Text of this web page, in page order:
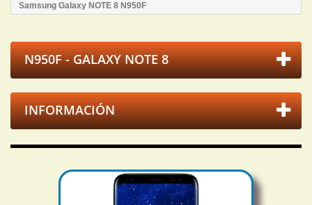
Samsung Galaxy NOTE 8 N950F
N950F - GALAXY NOTE 8
INFORMACIÓN